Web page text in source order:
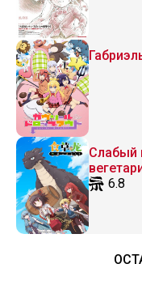
Слабый
6.8